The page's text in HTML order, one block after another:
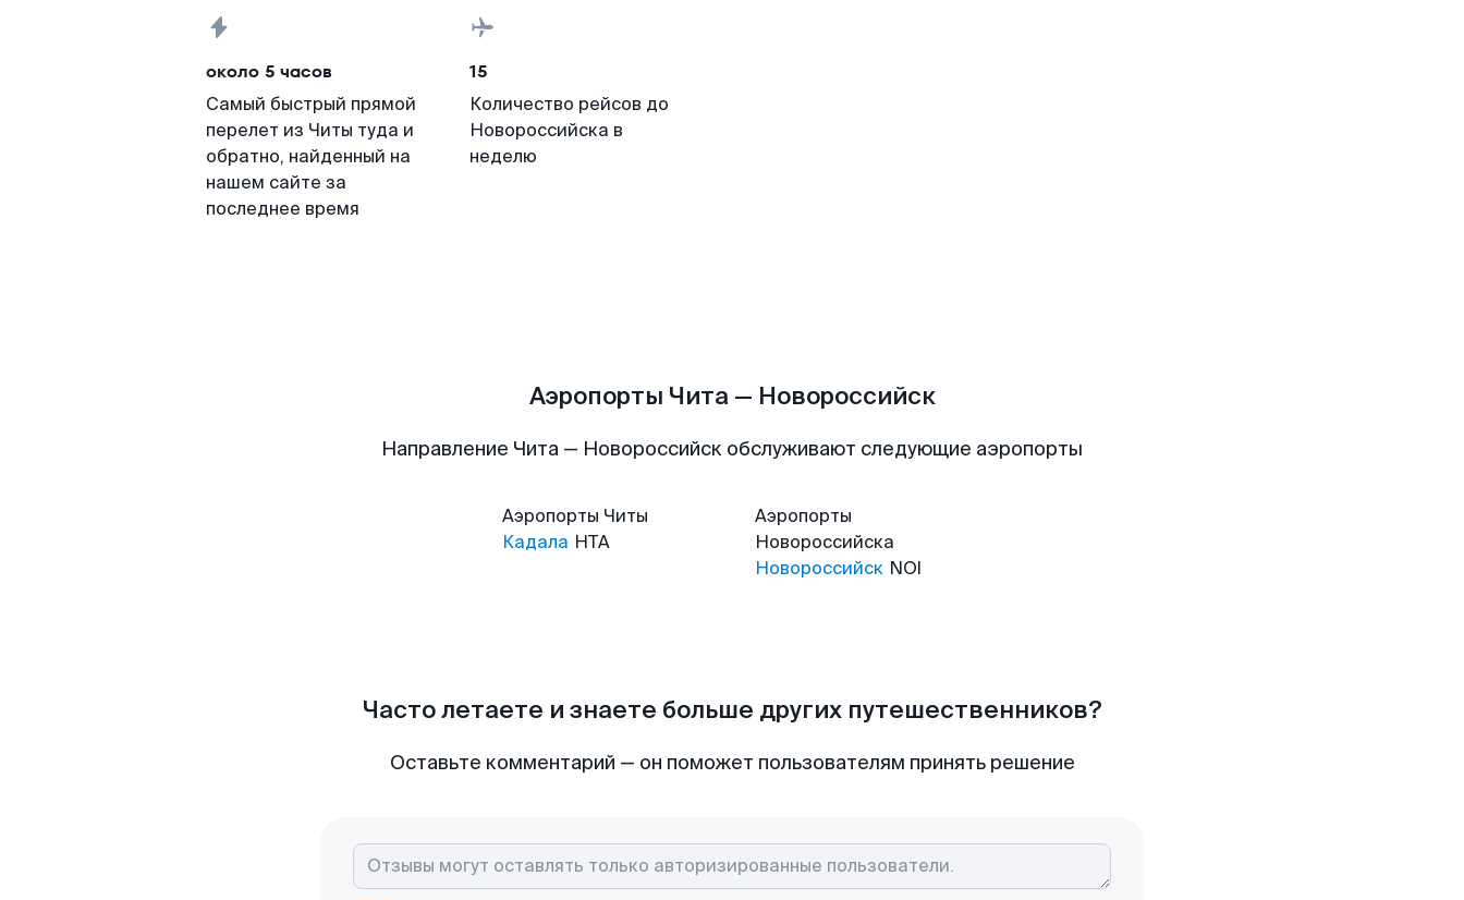
около 5 часов
Самый быстрый прямой
перелет из Читы туда и
обратно, найденный на
нашем сайте за
последнее время
15
Количество рейсов до
Новороссийска в
неделю
Аэропорты Чита — Новороссийск
Направление Чита — Новороссийск обслуживают следующие аэропорты
Аэропорты Читы
Кадала HTA
Аэропорты
Новороссийска
Новороссийск NOI
Часто летаете и знаете больше других путешественников?
Оставьте комментарий — он поможет пользователям принять решение